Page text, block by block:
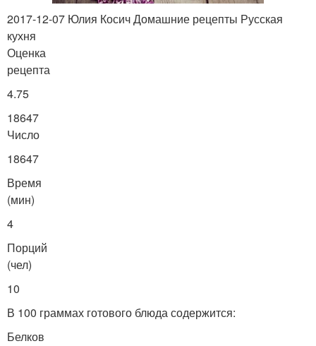
2017-12-07 Юлия Косич Домашние рецепты Русская
кухня
Оценка
рецепта
4.75
18647
Число
18647
Время
(мин)
4
Порций
(чел)
10
В 100 граммах готового блюда содержится:
Белков